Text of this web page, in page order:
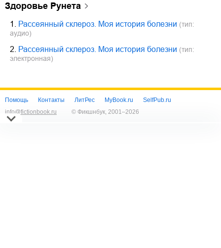
Здоровье Рунета
1. Рассеянный склероз. Моя история болезни (тип:
аудио)
2. Рассеянный склероз. Моя история болезни (тип:
электронная)
Помощь Контакты ЛитРес MyBook.ru
SelfPub.ru
info@fictionbook.ru
© Фикшнбук, 2001–2026